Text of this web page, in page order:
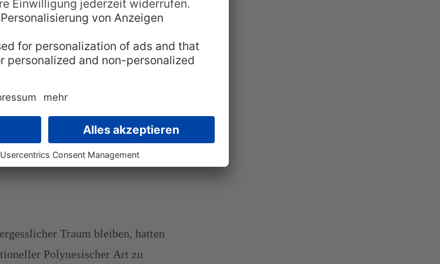
1 Kommentar
Traum bleiben, hatten
Polynesischer Art zu